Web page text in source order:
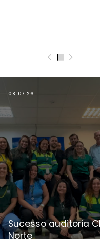
0
12
3
45
08.07.26
Sucesso auditoria
Norte